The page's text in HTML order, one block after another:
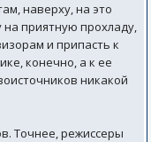
наверху, на это
приятную прохладу,
и припасть к
конечно, а к ее
никакой
Точнее, режиссеры